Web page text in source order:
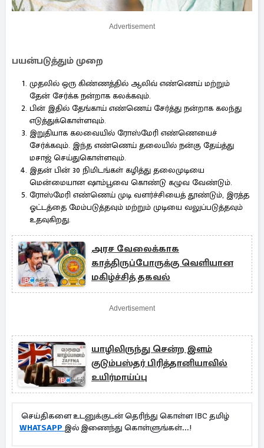
Advertisement
பயன்படுத்தும் முறை
முதலில் ஒரு கிண்ணத்தில் ஆலிவ் எண்ணெய் மற்றும்
தேன் சேர்க்க நன்றாக கலக்கவும்.
பின் இதில் தேங்காய் எண்ணெய் சேர்த்து நன்றாக கலந்து
எடுத்துக்கொள்ளவும்.
இறுதியாக கலவையில் ரோஸ்மேரி எண்ணெயைச்
சேர்க்கவும். இந்த எண்ணெய் தலையில் நன்கு தேய்த்து
மசாஜ் செய்துகொள்ளவும்.
இதன் பின் 30 நிமிடங்கள் கழித்து தலைமுடியை
மென்மையான ஷாம்பூவை கொண்டு கழுவ வேண்டும்.
ரோஸ்மேரி எண்ணெய் முடி வளர்ச்சியைத் தூண்டும், இரத்த
ஓட்டத்தை மேம்படுத்தவும் மற்றும் முடியை வலுப்படுத்தவும்
உதவுகிறது.
அரச வேலைக்காக
காத்திருப்போருக்கு வெளியான
மகிழ்ச்சித் தகவல்
Advertisement
யாழிலிருந்து சென்ற இளம்
குடும்பஸ்தர் பிரித்தானியாவில்
உயிர்மாய்ப்பு
செய்திகளை உடனுக்குடன் தெரிந்து கொள்ள IBC தமிழ்
WHATSAPP இல் இணைந்து கொள்ளுங்கள்...!